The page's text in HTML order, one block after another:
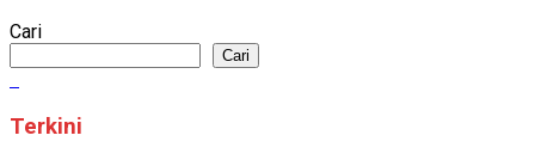
Cari
Cari
Terkini